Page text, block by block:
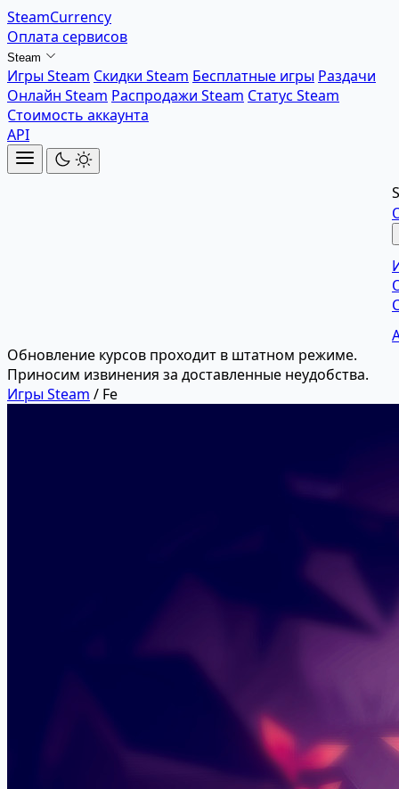
SteamCurrency
Оплата сервисов
Steam
Игры Steam Скидки Steam Бесплатные игры Раздачи
Онлайн Steam Распродажи Steam Статус Steam
Стоимость аккаунта
API
Обновление курсов проходит в штатном режиме.
Приносим извинения за доставленные неудобства.
Игры Steam / Fe